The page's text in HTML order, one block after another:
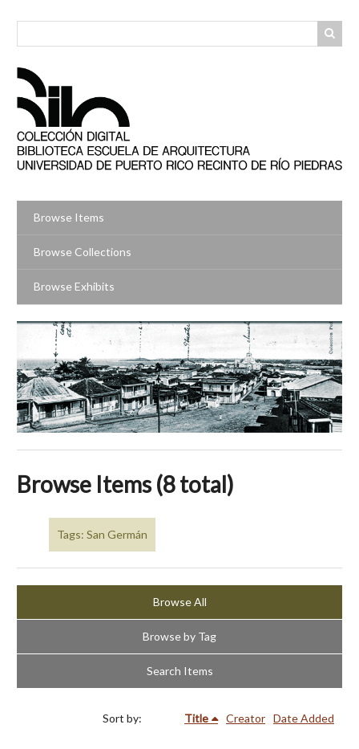
Browse Items
Browse Collections
Browse Exhibits
Browse Items (8 total)
Tags: San Germán
Browse All
Browse by Tag
Search Items
Sort by: Title Creator Date Added